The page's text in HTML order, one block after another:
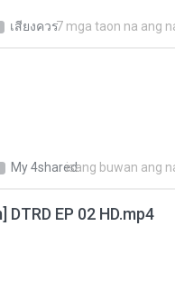
เสียงควร7 mga taon na ang
My 4sharedisang buwan ang
DTRD EP 02 HD.mp4